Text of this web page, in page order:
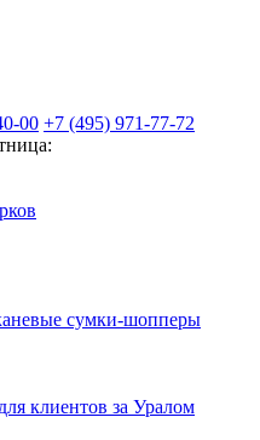
00 +7 (495) 971-77-72
сумки-шопперы
клиентов за Уралом